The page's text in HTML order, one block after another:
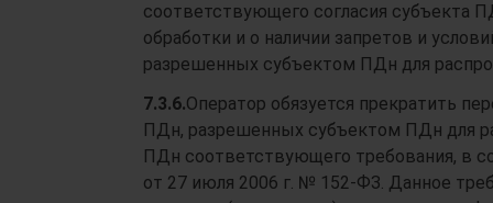
соответствующего согласия субъекта
обработки и о наличии запретов и
разрешенных субъектом ПДн для
7.3.6.Оператор обязуется прекратить
ПДн, разрешенных субъектом ПДн для
ПДн соответствующего требования, в
от 27 июля 2006 г. № 152-ФЗ. Данное